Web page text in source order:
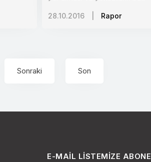
28.10.2016 Rapor
Sonraki Son
E-MAIL LISTEMIZE ABONE